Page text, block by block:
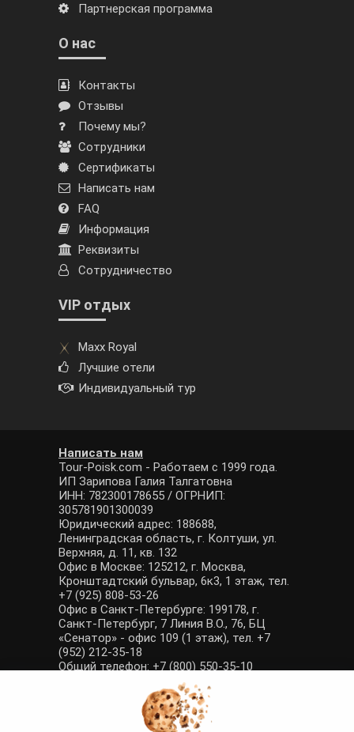
Партнерская программа
О нас
Контакты
Отзывы
Почему мы?
Сотрудники
Сертификаты
Написать нам
FAQ
Информация
Реквизиты
Сотрудничество
VIP отдых
Maxx Royal
Лучшие отели
Индивидуальный тур
Написать нам
Tour-Poisk.com - Работаем с 1999 года.
ИП Зарипова Галия Талгатовна
ИНН: 782300178655 / ОГРНИП:
305781901300039
Юридический адрес: 188688,
Ленинградская область, г. Колтуши, ул.
Верхняя, д. 11, кв. 132
Офис в Москве: 125212, г. Москва,
Кронштадтский бульвар, 6к3, 1 этаж, тел.
+7 (925) 808-53-26
Офис в Санкт-Петербурге: 199178, г.
Санкт-Петербург, 7 Линия В.О., 76, БЦ
«Сенатор» - офис 109 (1 этаж), тел. +7
(952) 212-35-18
Общий телефон: +7 (800) 550-35-10
E-mail: manager@tour-poisk.com (общие
вопросы), admin@tour-poisk.com (жалобы)
Номер в Общероссийском реестре
туристических агентств: РТА 0003424